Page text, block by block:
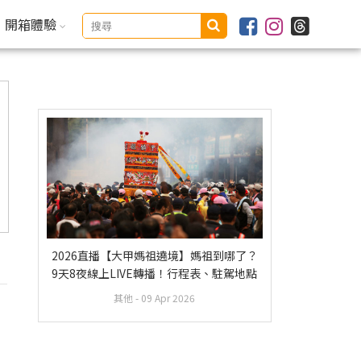
開箱體驗
2026直播【大甲媽祖遶境】媽祖到哪了？
9天8夜線上LIVE轉播！行程表、駐駕地點
其他 - 09 Apr 2026